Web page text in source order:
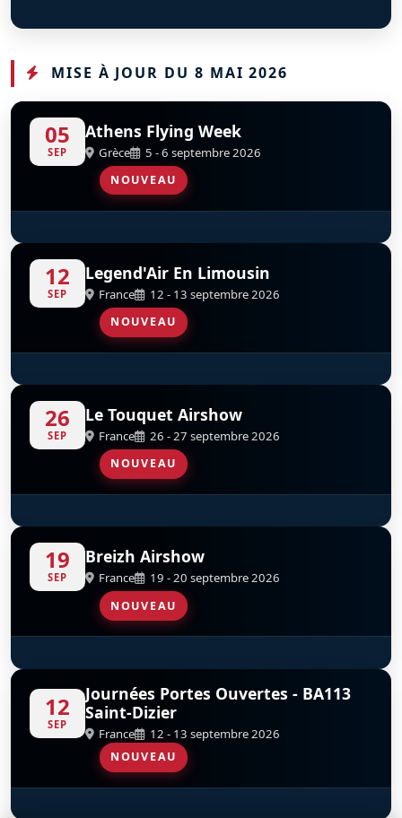
D
TF-51 Mustang D
Pitts S-2A D
H145 Dragon
MISE À JOUR DU 8 MAI 2026
05
SEP
Athens Flying Week
Grèce 5 - 6 septembre 2026
NOUVEAU
Parachutistes De L’AAE
12
SEP
Legend'Air En Limousin
France 12 - 13 septembre 2026
NOUVEAU
D
YakoTeam
26
SEP
Le Touquet Airshow
France 26 - 27 septembre 2026
NOUVEAU
D
Patrouille De France
19
SEP
Breizh Airshow
France 19 - 20 septembre 2026
NOUVEAU
D
Patrouille De France
12
SEP
Journées Portes Ouvertes - BA113
Saint-Dizier
France 12 - 13 septembre 2026
NOUVEAU